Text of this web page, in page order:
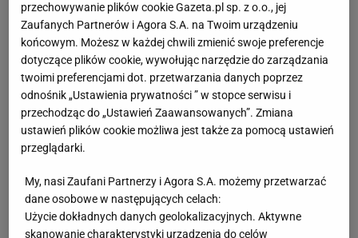
Zobacz wideoZmarnowane zgrupowanie.
Najgorsze za kadencji Jana Urbana
"Sport" uważa, że Casado odejdzie z Barcelony
Już przed startem minionego sezonu Flick miał
przekazać Marcowi Casado, że ten nie ma co liczyć
na regularne występy wBarcelonie. Według
katalońskiego "Sportu" niedawne rozmowy z
Hansim Flickiem miały ostatecznie przekonać
przechowywanie plików cookie Gazeta.pl sp. z o.o., jej
Zaufanych Partnerów i Agora S.A. na Twoim urządzeniu
końcowym. Możesz w każdej chwili zmienić swoje preferencje
dotyczące plików cookie, wywołując narzędzie do zarządzania
twoimi preferencjami dot. przetwarzania danych poprzez
odnośnik „Ustawienia prywatności ” w stopce serwisu i
przechodząc do „Ustawień Zaawansowanych”. Zmiana
ustawień plików cookie możliwa jest także za pomocą ustawień
przeglądarki.
My, nasi Zaufani Partnerzy i Agora S.A. możemy przetwarzać
dane osobowe w następujących celach:
Użycie dokładnych danych geolokalizacyjnych. Aktywne
skanowanie charakterystyki urządzenia do celów